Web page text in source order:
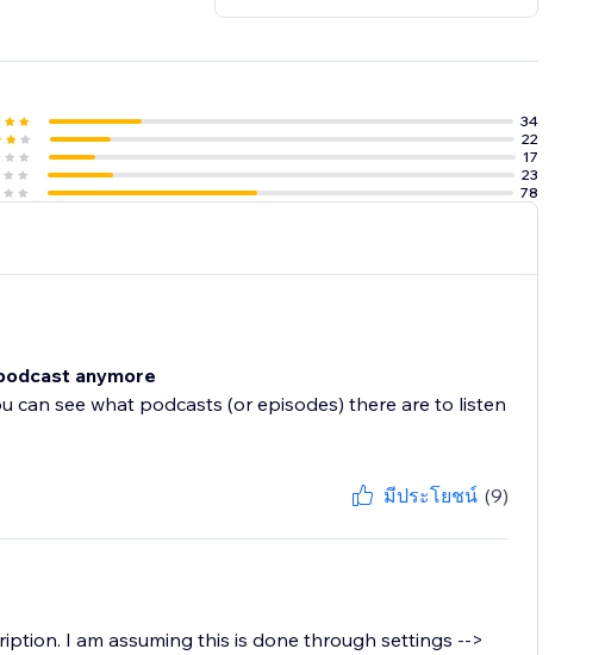
34
22
17
23
78
anymore
see what podcasts (or episodes) there are to listen
มีประโยชน์ (9)
I am assuming this is done through settings -->